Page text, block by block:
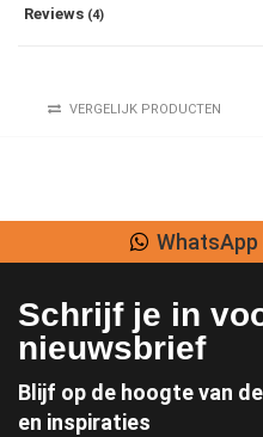
Reviews (4)
VERGELIJK PRODUCTEN
Schrijf je in
nieuwsbrief
Blijf op de hoogte van
en inspiraties